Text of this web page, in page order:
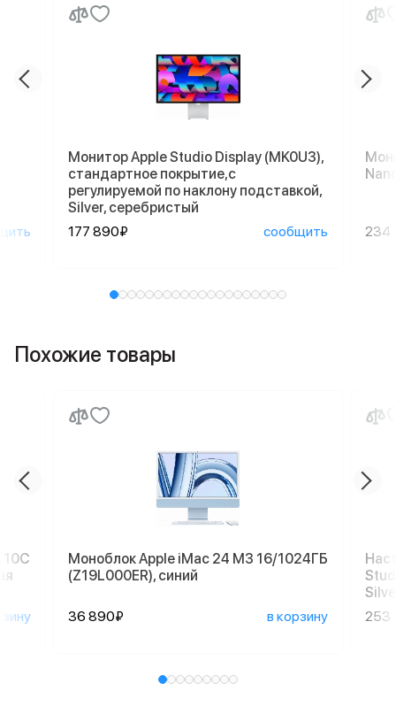
Монитор Apple Studio Display (MK0U3),
стандартное покрытие,с
регулируемой по наклону подставкой,
Silver, серебристый
177 890₽
сообщить 234
Похожие товары
10C
Моноблок Apple iMac 24 M3 16/1024ГБ
(Z19L000ER), синий
36 890₽ в корзину
253